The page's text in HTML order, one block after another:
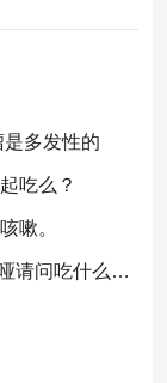
多发性的
吃么？
嗽。
你好，鼻炎犯了，鼻子不通，嗓子沙哑请问吃什么药比较好？